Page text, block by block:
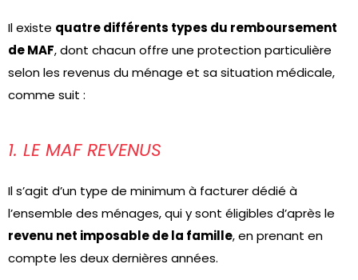
Il existe quatre différents types du remboursement
de MAF, dont chacun offre une protection particulière
selon les revenus du ménage et sa situation médicale,
comme suit :
1. LE MAF REVENUS
Il s’agit d’un type de minimum à facturer dédié à
l’ensemble des ménages, qui y sont éligibles d’après le
revenu net imposable de la famille, en prenant en
compte les deux dernières années.